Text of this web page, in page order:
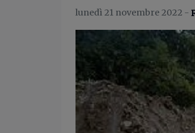
lunedì 21 novembre 2022 -